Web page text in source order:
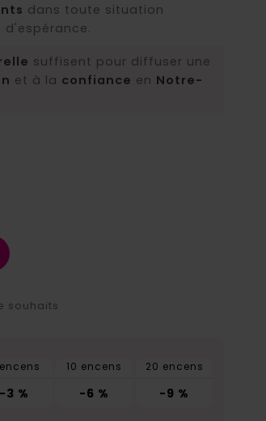
dans toute situation
suffisent pour diffuser une
et à la confiance en Notre-
souhaits
-3 %
10 encens
-6 %
20 encens
-9 %